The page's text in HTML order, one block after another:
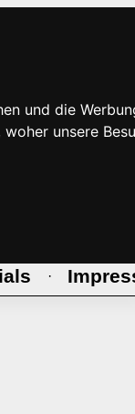
und die
unsere
·